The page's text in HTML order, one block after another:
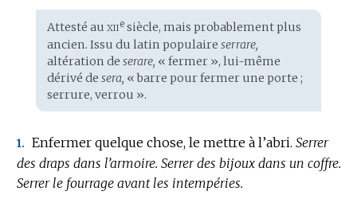
Étymologie
:
Attesté au xiiesiècle, mais probablement plus
ancien. Issu du latin populaire serrare,
altération de serare, « fermer », lui-même
dérivé de sera, « barre pour fermer une porte ;
serrure, verrou ».
1. Enfermer quelque chose, le mettre à l’abri. Serrer
des draps dans l’armoire. Serrer des bijoux dans un coffre.
Serrer le fourrage avant les intempéries.